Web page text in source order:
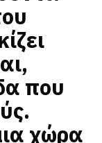
που
χώρα